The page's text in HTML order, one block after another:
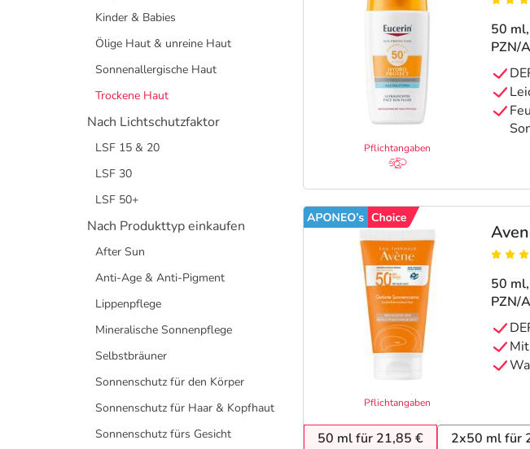
Kinder & Babies
Ölige Haut & unreine Haut
Sonnenallergische Haut
Trockene Haut
Nach Lichtschutzfaktor
LSF 15 & 20
LSF 30
LSF 50+
Nach Produkttyp einkaufen
After Sun
Anti-Age & Anti-Pigment
Lippenpflege
Mineralische Sonnenpflege
Selbstbräuner
Sonnenschutz für den Körper
Sonnenschutz für Haar & Kopfhaut
Sonnenschutz fürs Gesicht
Pflichtangaben
50
PZN/
Pflichtangaben
50
PZN/
50 ml für 21,85 € 2x50 ml für